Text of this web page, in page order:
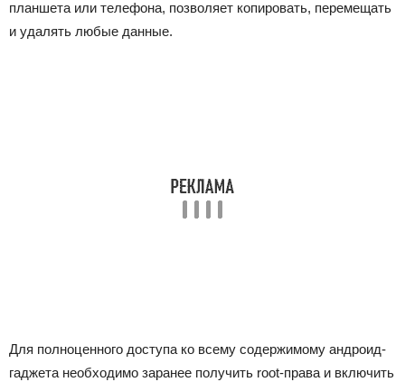
планшета или телефона, позволяет копировать, перемещать
и удалять любые данные.
Для полноценного доступа ко всему содержимому андроид-
гаджета необходимо заранее получить root-права и включить